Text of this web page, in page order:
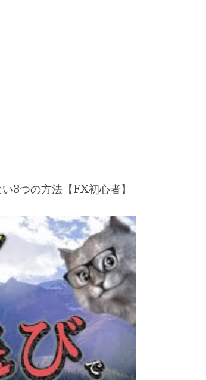
3つの方法【FX初心者】